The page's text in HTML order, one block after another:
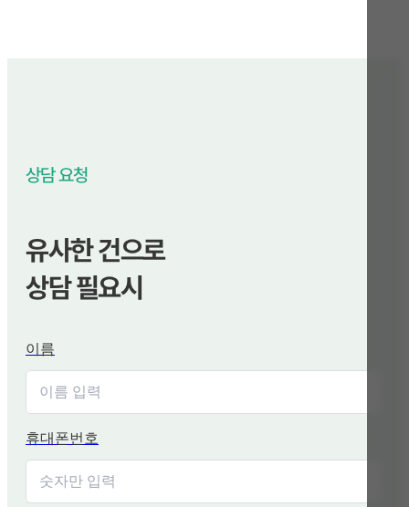
상담 요청
유사한 건으로
상담 필요시
이름
휴대폰번호